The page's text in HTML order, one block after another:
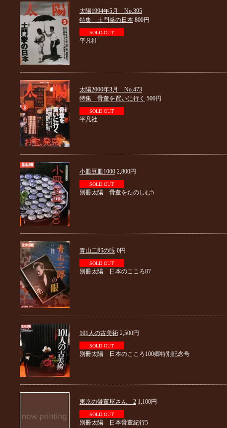
太陽1994年5月 No.395
特集 土門拳の日本 800円
SOLD OUT
平凡社
太陽2000年3月 No.473
特集 骨董を買いに行く 500円
SOLD OUT
平凡社
小皿豆皿1000 2,800円
SOLD OUT
別冊太陽 骨董をたのしむ5
青山二郎の眼 0円
SOLD OUT
別冊太陽 日本のこころ87
101人の古美術 2,500円
SOLD OUT
別冊太陽 日本のこころ100郷特別記念号
東京の骨董屋さん 2 1,100円
SOLD OUT
別冊太陽 日本骨董紀行5